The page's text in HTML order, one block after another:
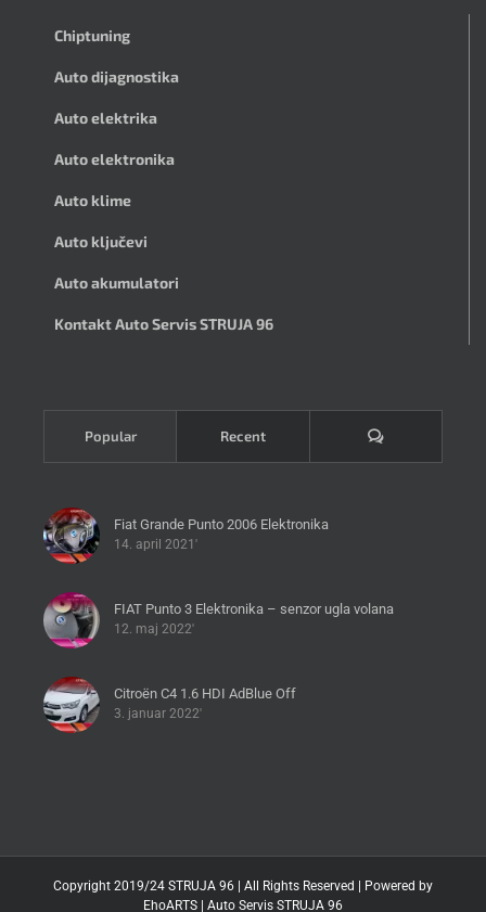
Chiptuning
Auto dijagnostika
Auto elektrika
Auto elektronika
Auto klime
Auto ključevi
Auto akumulatori
Kontakt Auto Servis STRUJA 96
Popular Recent Komentari
Fiat Grande Punto 2006 Elektronika
14. april 2021'
FIAT Punto 3 Elektronika – senzor ugla volana
12. maj 2022'
Citroën C4 1.6 HDI AdBlue Off
3. januar 2022'
Copyright 2019/24 STRUJA 96 | All Rights Reserved | Powered by
EhoARTS | Auto Servis STRUJA 96